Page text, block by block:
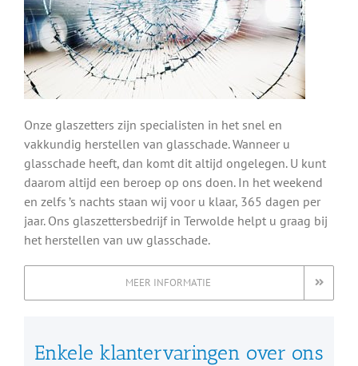
Onze glaszetters zijn specialisten in het snel en
vakkundig herstellen van glasschade. Wanneer u
glasschade heeft, dan komt dit altijd ongelegen. U kunt
daarom altijd een beroep op ons doen. In het weekend
en zelfs ’s nachts staan wij voor u klaar, 365 dagen per
jaar. Ons glaszettersbedrijf in Terwolde helpt u graag bij
het herstellen van uw glasschade.
MEER INFORMATIE
Enkele klantervaringen over ons